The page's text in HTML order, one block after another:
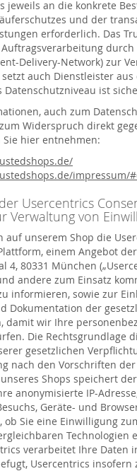
jeweils an die konkrete
und der
erforderlich. Das
durch
Delivery-Network) zur
auch Dienstleister aus
Datenschutzniveau ist
auch zum
Widerspruch direkt
Sie hier entnehmen:
impressum/
Usercentrics
Verwaltung von
auf unserem Shop die
einem Angebot
4, 80331 München
andere zum Einsatz
informieren, sowie zur
Dokumentation der
damit wir Ihre
Die Rechtsgrundlage
gesetzlichen
nach den Vorschriften der
Shops speichert
anonymisierte IP-
Geräte- und
ob Sie eine Einwilligung
Technologien
verarbeitet Ihre Daten
Usercentrics insofern